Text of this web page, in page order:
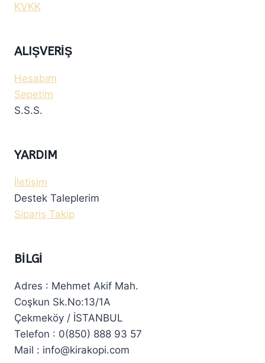
KVKK
ALIŞVERIŞ
Hesabım
Sepetim
S.S.S.
YARDIM
İletişim
Destek Taleplerim
Sipariş Takip
BILGI
Adres : Mehmet Akif Mah.
Coşkun Sk.No:13/1A
Çekmeköy / İSTANBUL
Telefon : 0(850) 888 93 57
Mail : info@kirakopi.com